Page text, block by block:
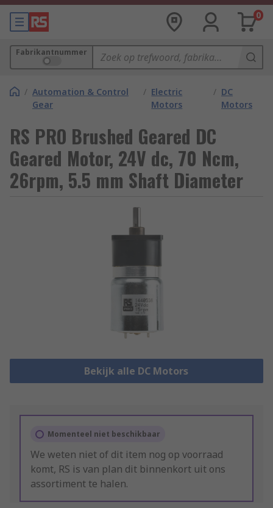
0
Fabrikantnummer
/ Automation & Control
Gear
/ Electric
Motors
/ DC
Motors
RS PRO Brushed Geared DC
Geared Motor, 24V dc, 70 Ncm,
26rpm, 5.5 mm Shaft Diameter
Bekijk alle DC Motors
Momenteel niet beschikbaar
We weten niet of dit item nog op voorraad
komt, RS is van plan dit binnenkort uit ons
assortiment te halen.